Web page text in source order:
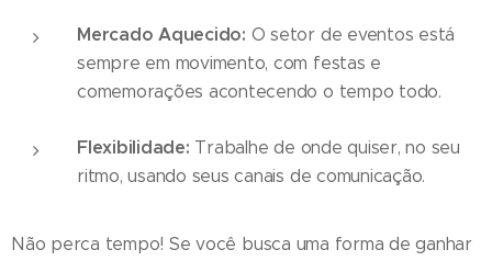
Mercado Aquecido: O setor de eventos está
sempre em movimento, com festas e
comemorações acontecendo o tempo todo.
Flexibilidade: Trabalhe de onde quiser, no seu
ritmo, usando seus canais de comunicação.
Não perca tempo! Se você busca uma forma de ganhar